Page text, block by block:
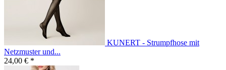
KUNERT - Strumpfhose mit
Netzmuster und...
24,00 € *